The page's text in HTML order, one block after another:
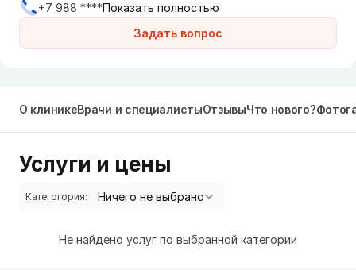
Задать вопрос
+7 988 ****Показать полностью
О клиникеВрачи и специалистыОтзывыЧто нового?
Услуги и цены
Категогория:
Не найдено услуг по выбранной категории